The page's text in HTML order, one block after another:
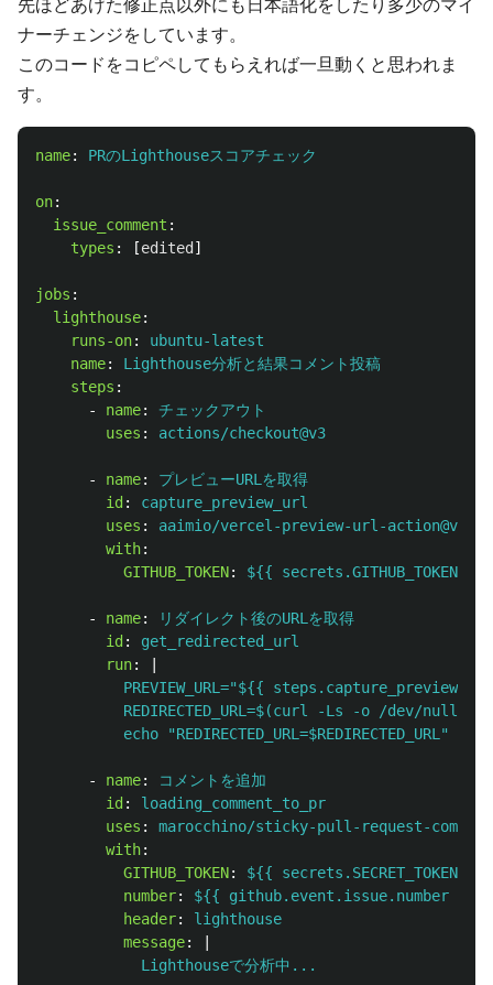
先ほどあげた修正点以外にも日本語化をしたり多少のマイ
ナーチェンジをしています。
このコードをコピペしてもらえれば一旦動くと思われま
す。
name: PRのLighthouseスコアチェック
on:
issue_comment :
types : [edited ]
jobs :
lighthouse:
runs-on:
ubuntu-latest
name:
Lighthouse分析と結果コメント投稿
steps :
-
name:
チェックアウト
uses : actions/checkout@v3
- name:
プレビューURLを取得
id :
capture_preview_url
uses :
aaimio/vercel-preview-url-
with:
GITHUB_TOKEN: ${{ secrets.GITHUB_TOKEN }}
- name:
リダイレクト後のURLを取得
id :
get_redirected_url
run:
PREVIEW_URL="${{
REDIRECTED_URL=$(curl -Ls -o /dev/null -
echo "REDIRECTED_URL=$REDIRECTED_URL" >>
- name:
コメントを追加
id :
loading_comment_to_pr
uses :
marocchino/sticky-pull-request-
with:
GITHUB_TOKEN:
${{ secrets.SECRET_TOKEN }}
number:
${{ github.event.issue.number }}
header:
lighthouse
message:
Lighthouseで分析中...